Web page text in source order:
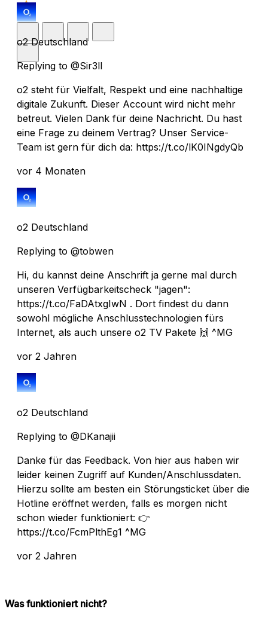
o2 Deutschland
Replying to @Sir3ll
o2 steht für Vielfalt, Respekt und eine nachhaltige
digitale Zukunft. Dieser Account wird nicht mehr
betreut. Vielen Dank für deine Nachricht. Du hast
eine Frage zu deinem Vertrag? Unser Service-
Team ist gern für dich da: https://t.co/lK0INgdyQb
vor 4 Monaten
o2 Deutschland
Replying to @tobwen
Hi, du kannst deine Anschrift ja gerne mal durch
unseren Verfügbarkeitscheck "jagen":
https://t.co/FaDAtxgIwN . Dort findest du dann
sowohl mögliche Anschlusstechnologien fürs
Internet, als auch unsere o2 TV Pakete 🙌 ^MG
vor 2 Jahren
o2 Deutschland
Replying to @DKanajii
Danke für das Feedback. Von hier aus haben wir
leider keinen Zugriff auf Kunden/Anschlussdaten.
Hierzu sollte am besten ein Störungsticket über die
Hotline eröffnet werden, falls es morgen nicht
schon wieder funktioniert: 👉
https://t.co/FcmPlthEg1 ^MG
vor 2 Jahren
Was funktioniert nicht?